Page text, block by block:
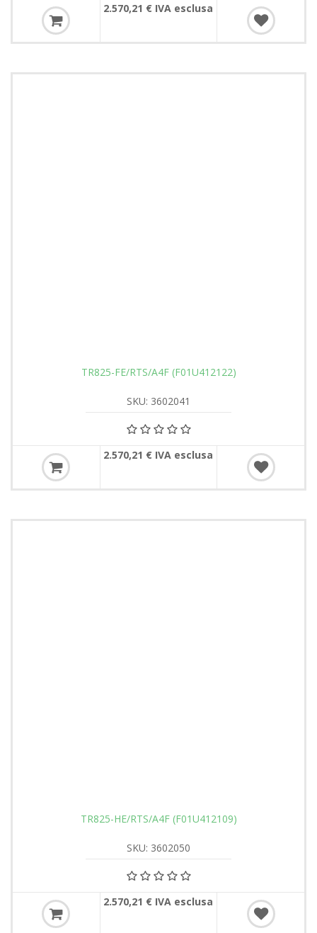
2.570,21 € IVA esclusa
TR825-FE/RTS/A4F (F01U412122)
SKU: 3602041
2.570,21 € IVA esclusa
TR825-HE/RTS/A4F (F01U412109)
SKU: 3602050
2.570,21 € IVA esclusa